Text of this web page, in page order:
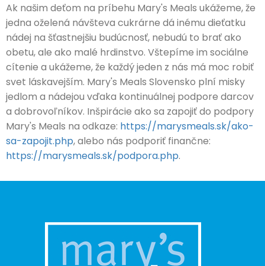
Ak našim deťom na príbehu Mary's Meals ukážeme, že
jedna oželená návšteva cukrárne dá inému dieťatku
nádej na šťastnejšiu budúcnosť, nebudú to brať ako
obetu, ale ako malé hrdinstvo. Vštepíme im sociálne
cítenie a ukážeme, že každý jeden z nás má moc robiť
svet láskavejším. Mary's Meals Slovensko plní misky
jedlom a nádejou vďaka kontinuálnej podpore darcov
a dobrovoľníkov. Inšpirácie ako sa zapojiť do podpory
Mary's Meals na odkaze: https://marysmeals.sk/ako-
sa-zapojit.php, alebo nás podporiť finančne:
https://marysmeals.sk/podpora.php.